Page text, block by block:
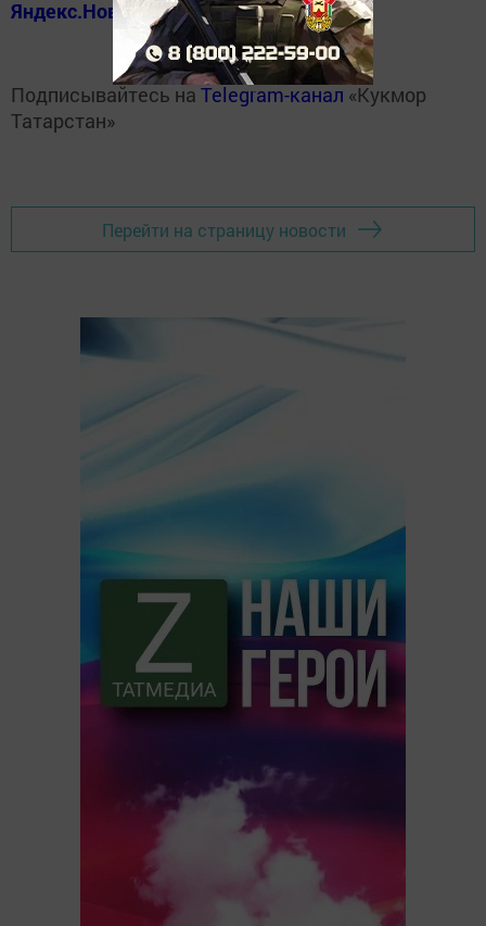
Яндекс.Новости
Подписывайтесь на Telegram-канал «Кукмор
Татарстан»
Перейти на страницу новости